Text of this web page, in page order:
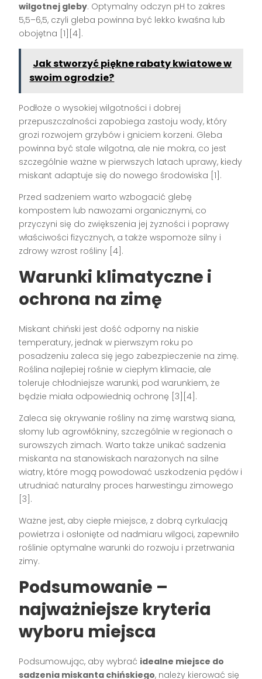
wilgotnej gleby. Optymalny odczyn pH to zakres
5,5–6,5, czyli gleba powinna być lekko kwaśna lub
obojętna [1][4].
Jak stworzyć piękne rabaty kwiatowe w
swoim ogrodzie?
Podłoże o wysokiej wilgotności i dobrej
przepuszczalności zapobiega zastoju wody, który
grozi rozwojem grzybów i gniciem korzeni. Gleba
powinna być stale wilgotna, ale nie mokra, co jest
szczególnie ważne w pierwszych latach uprawy, kiedy
miskant adaptuje się do nowego środowiska [1].
Przed sadzeniem warto wzbogacić glebę
kompostem lub nawozami organicznymi, co
przyczyni się do zwiększenia jej żyzności i poprawy
właściwości fizycznych, a także wspomoże silny i
zdrowy wzrost rośliny [4].
Warunki klimatyczne i
ochrona na zimę
Miskant chiński jest dość odporny na niskie
temperatury, jednak w pierwszym roku po
posadzeniu zaleca się jego zabezpieczenie na zimę.
Roślina najlepiej rośnie w ciepłym klimacie, ale
toleruje chłodniejsze warunki, pod warunkiem, że
będzie miała odpowiednią ochronę [3][4].
Zaleca się okrywanie rośliny na zimę warstwą siana,
słomy lub agrowłókniny, szczególnie w regionach o
surowszych zimach. Warto także unikać sadzenia
miskanta na stanowiskach narażonych na silne
wiatry, które mogą powodować uszkodzenia pędów i
utrudniać naturalny proces harwestingu zimowego
[3].
Ważne jest, aby ciepłe miejsce, z dobrą cyrkulacją
powietrza i osłonięte od nadmiaru wilgoci, zapewniło
roślinie optymalne warunki do rozwoju i przetrwania
zimy.
Podsumowanie –
najważniejsze kryteria
wyboru miejsca
Podsumowując, aby wybrać idealne miejsce do
sadzenia miskanta chińskiego, należy kierować się